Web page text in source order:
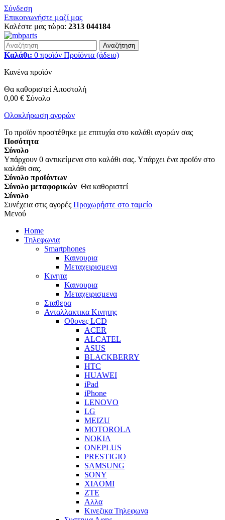
Σύνδεση
Επικοινωνήστε μαζί μας
Καλέστε μας τώρα: 2313 044184
Αναζήτηση
Καλάθι: 0 προϊόν Προϊόντα (άδειο)
Κανένα προϊόν
Θα καθοριστεί Αποστολή
0,00 € Σύνολο
Ολοκλήρωση αγορών
Το προϊόν προστέθηκε με επιτυχία στο καλάθι αγορών σας
Ποσότητα
Σύνολο
Υπάρχουν 0 αντικείμενα στο καλάθι σας. Υπάρχει ένα προϊόν στο
καλάθι σας.
Σύνολο προϊόντων
Σύνολο μεταφορικών Θα καθοριστεί
Σύνολο
Συνέχεια στις αγορές Προχωρήστε στο ταμείο
Μενού
Home
Τηλεφωνια
Smartphones
Καινουρια
Μεταχειρισμενα
Κινητα
Καινουρια
Μεταχειρισμενα
Σταθερα
Ανταλλακτικα Κινητης
Οθονες LCD
ACER
ALCATEL
ASUS
BLACKBERRY
HTC
HUAWEI
iPad
iPhone
LENOVO
LG
MEIZU
MOTOROLA
NOKIA
ONEPLUS
PRESTIGIO
SAMSUNG
SONY
XIAOMI
ZTE
Αλλα
Κινεζικα Τηλεφωνα